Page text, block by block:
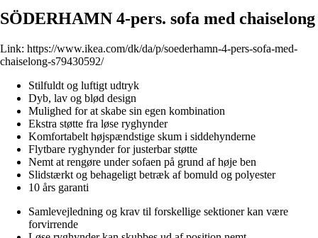
SÖDERHAMN 4-pers. sofa med chaiselong
Link: https://www.ikea.com/dk/da/p/soederhamn-4-pers-sofa-med-
chaiselong-s79430592/
Stilfuldt og luftigt udtryk
Dyb, lav og blød design
Mulighed for at skabe sin egen kombination
Ekstra støtte fra løse ryghynder
Komfortabelt højspændstige skum i siddehynderne
Flytbare ryghynder for justerbar støtte
Nemt at rengøre under sofaen på grund af høje ben
Slidstærkt og behageligt betræk af bomuld og polyester
10 års garanti
Samlevejledning og krav til forskellige sektioner kan være
forvirrende